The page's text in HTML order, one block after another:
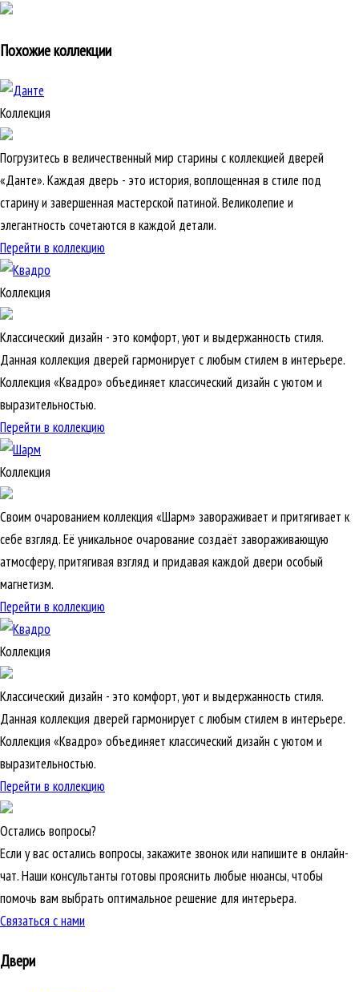
Похожие коллекции
Коллекция
Погрузитесь в величественный мир старины с коллекцией дверей
«Данте». Каждая дверь - это история, воплощенная в стиле под
старину и завершенная мастерской патиной. Великолепие и
элегантность сочетаются в каждой детали.
Перейти в коллекцию
Коллекция
Классический дизайн - это комфорт, уют и выдержанность стиля.
Данная коллекция дверей гармонирует с любым стилем в интерьере.
Коллекция «Квадро» объединяет классический дизайн с уютом и
выразительностью.
Перейти в коллекцию
Коллекция
Своим очарованием коллекция «Шарм» завораживает и притягивает к
себе взгляд. Её уникальное очарование создаёт завораживающую
атмосферу, притягивая взгляд и придавая каждой двери особый
магнетизм.
Перейти в коллекцию
Коллекция
Классический дизайн - это комфорт, уют и выдержанность стиля.
Данная коллекция дверей гармонирует с любым стилем в интерьере.
Коллекция «Квадро» объединяет классический дизайн с уютом и
выразительностью.
Перейти в коллекцию
Остались вопросы?
Если у вас остались вопросы, закажите звонок или напишите в онлайн-
чат. Наши консультанты готовы прояснить любые нюансы, чтобы
помочь вам выбрать оптимальное решение для интерьера.
Связаться с нами
Двери